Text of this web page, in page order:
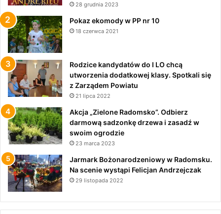
28 grudnia 2023
Pokaz ekomody w PP nr 10
18 czerwca 2021
Rodzice kandydatów do I LO chcą
utworzenia dodatkowej klasy. Spotkali się
z Zarządem Powiatu
21 lipca 2022
Akcja „Zielone Radomsko”. Odbierz
darmową sadzonkę drzewa i zasadź w
swoim ogrodzie
23 marca 2023
Jarmark Bożonarodzeniowy w Radomsku.
Na scenie wystąpi Felicjan Andrzejczak
29 listopada 2022